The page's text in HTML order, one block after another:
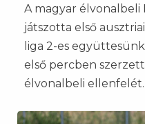
A magyar élvonalbeli
játszotta első
liga 2-es
első percben
élvonalbeli ellenfelét.